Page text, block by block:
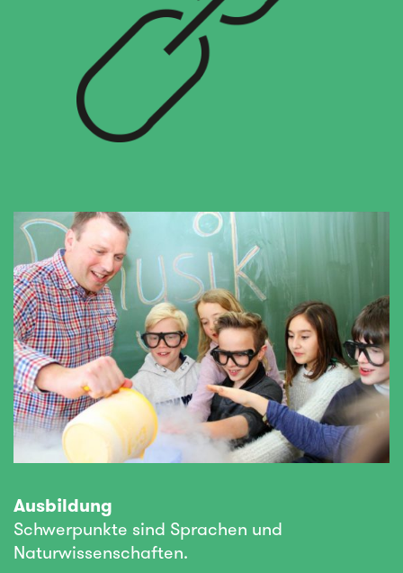
Ausbildung
Schwerpunkte sind Sprachen und
Naturwissenschaften.